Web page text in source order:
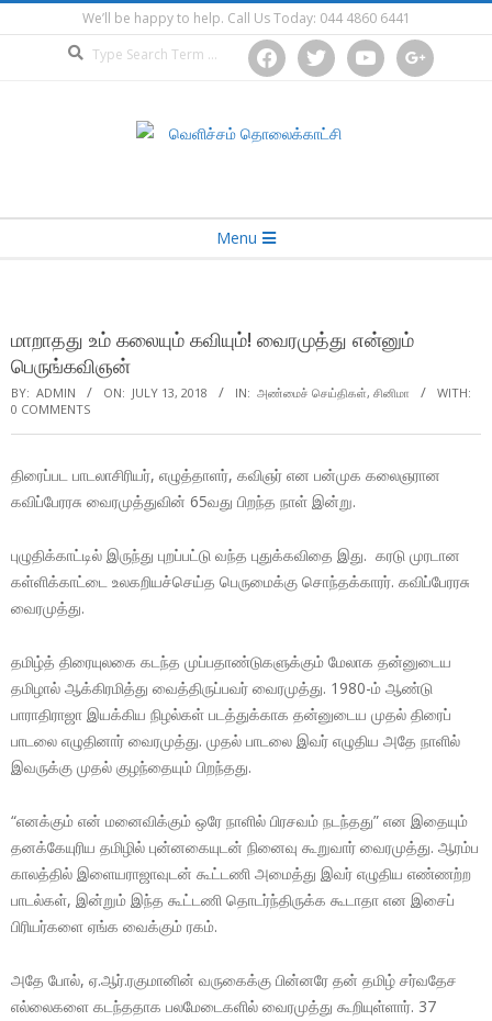
to
We’ll be happy to help. Call Us Today: 044 4860 6441
facebooktwitter youtube google
Menu
மாறாதது உம் கலையும் கவியும்! வைரமுத்து என்னும்
பெருங்கவிஞன்
BY: ADMIN ON: JULY 13, 2018 IN: அண்மைச் செய்திகள், சினிமா
WITH:
0 COMMENTS
திரைப்பட பாடலாசிரியர், எழுத்தாளர், கவிஞர் என பன்முக கலைஞரான
கவிப்பேரரசு வைரமுத்துவின் 65வது பிறந்த நாள் இன்று.
புழுதிக்காட்டில் இருந்து புறப்பட்டு வந்த புதுக்கவிதை இது. கரடு முரடான
கள்ளிக்காட்டை உலகறியச்செய்த பெருமைக்கு சொந்தக்காரர். கவிப்பேரரசு
வைரமுத்து.
தமிழ்த் திரையுலகை கடந்த முப்பதாண்டுகளுக்கும் மேலாக தன்னுடைய
தமிழால் ஆக்கிரமித்து வைத்திருப்பவர் வைரமுத்து. 1980-ம் ஆண்டு
பாராதிராஜா இயக்கிய நிழல்கள் படத்துக்காக தன்னுடைய முதல் திரைப்
பாடலை எழுதினார் வைரமுத்து. முதல் பாடலை இவர் எழுதிய அதே நாளில்
இவருக்கு முதல் குழந்தையும் பிறந்தது.
“எனக்கும் என் மனைவிக்கும் ஒரே நாளில் பிரசவம் நடந்தது” என இதையும்
தனக்கேயுரிய தமிழில் புன்னகையுடன் நினைவு கூறுவார் வைரமுத்து. ஆரம்ப
காலத்தில் இளையராஜாவுடன் கூட்டணி அமைத்து இவர் எழுதிய எண்ணற்ற
பாடல்கள், இன்றும் இந்த கூட்டணி தொடர்ந்திருக்க கூடாதா என இசைப்
பிரியர்களை ஏங்க வைக்கும் ரகம்.
அதே போல், ஏ.ஆர்.ரகுமானின் வருகைக்கு பின்னரே தன் தமிழ் சர்வதேச
எல்லைகளை கடந்ததாக பலமேடைகளில் வைரமுத்து கூறியுள்ளார். 37